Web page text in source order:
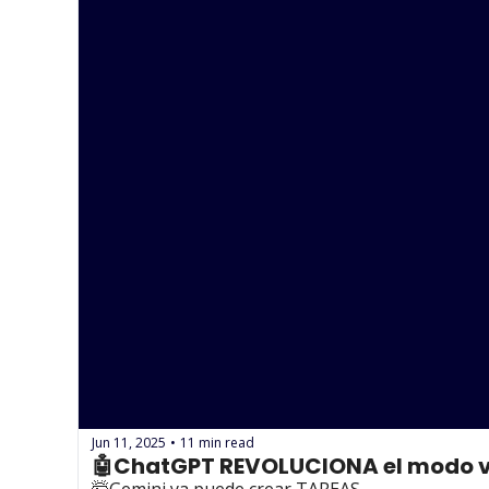
Jun 11, 2025 • 11 min read
🤖ChatGPT REVOLUCIONA el modo